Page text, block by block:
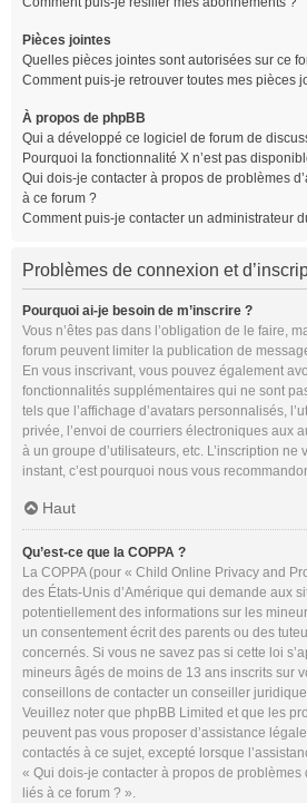
Pièces jointes
Quelles pièces jointes sont autorisées sur ce
Comment puis-je retrouver toutes mes pièces
À propos de phpBB
Qui a développé ce logiciel de forum de
Pourquoi la fonctionnalité X n’est pas
Qui dois-je contacter à propos de problèmes
à ce forum ?
Comment puis-je contacter un administrateur
Problèmes de connexion et
Pourquoi ai-je besoin de m’inscrire ?
Vous n’êtes pas dans l’obligation de le faire,
forum peuvent limiter la publication de
En vous inscrivant, vous pouvez également
fonctionnalités supplémentaires qui ne sont
tels que l’affichage d’avatars personnalisés,
privée, l’envoi de courriers électroniques aux
à un groupe d’utilisateurs, etc. L’inscription ne
instant, c’est pourquoi nous vous
Haut
Qu’est-ce que la COPPA ?
La COPPA (pour « Child Online Privacy and
des États-Unis d’Amérique qui demande aux
potentiellement des informations sur les
un consentement écrit des parents ou des
concernés. Si vous ne savez pas si cette loi
mineurs âgés de moins de 13 ans inscrits sur
conseillons de contacter un conseiller
Veuillez noter que phpBB Limited et que les
peuvent pas vous proposer d’assistance
contactés à ce sujet, excepté lorsque
« Qui dois-je contacter à propos de problèmes
liés à ce forum ? ».